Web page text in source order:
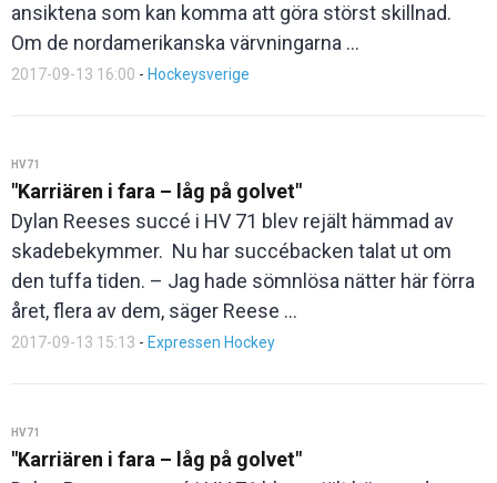
ansiktena som kan komma att göra störst skillnad.
Om de nordamerikanska värvningarna ...
2017-09-13 16:00 - Hockeysverige
HV71
"Karriären i fara – låg på golvet"
Dylan Reeses succé i HV 71 blev rejält hämmad av
skadebekymmer. Nu har succébacken talat ut om
den tuffa tiden. – Jag hade sömnlösa nätter här förra
året, flera av dem, säger Reese ...
2017-09-13 15:13 - Expressen Hockey
HV71
"Karriären i fara – låg på golvet"